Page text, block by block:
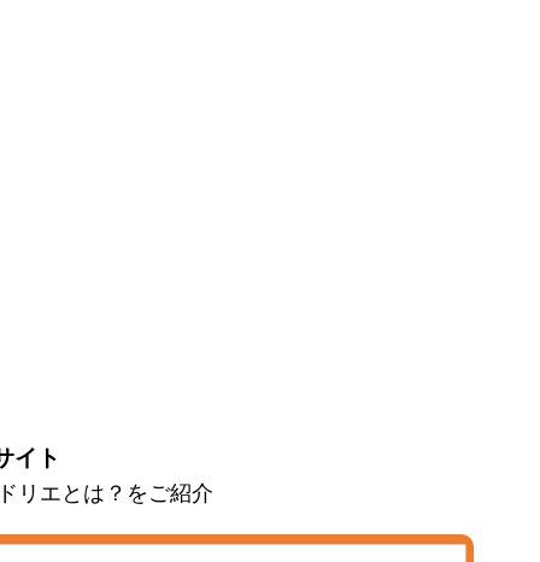
イト
リエとは？をご紹介